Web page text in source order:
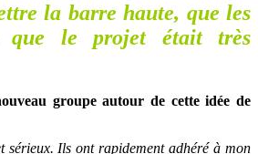
la barre haute, que les
que le projet était très
groupe autour de cette idée de
sérieux. Ils ont rapidement adhéré à mon